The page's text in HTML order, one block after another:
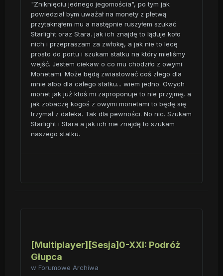
"Zniknięciu jednego jegomościa", po tym jak
powiedział bym uważał na monety z płetwą
przytaknąłem mu a następnie ruszyłem szukać
Starlight oraz Stara. jak ich znajdę to ląduje koło
nich i przepraszam za zwłokę, a jak nie to lecę
prosto do portu i szukam statku na który mieliśmy
wejść. Jestem ciekaw o co mu chodziło z owymi
Monetami. Może będą zwiastować coś złego dla
mnie albo dla całego statku... wiem jedno. Owych
monet jak już ktoś mi zaproponuje to nie przyjmę, a
jak zobaczę kogoś z owymi monetami to będę się
trzymał z daleka. Tak dla pewności. No nic. Szukam
Starlight i Stara a jak ich nie znajdę to szukam
naszego statku.
[Multiplayer][Sesja]0-XXI: Podróż
Głupca
w Forumowe Archiwa